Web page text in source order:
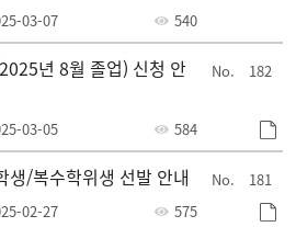
03-07 540
182
년 8월 졸업) 신청 안
03-05 584
181
/복수학위생 선발 안내
02-27 575